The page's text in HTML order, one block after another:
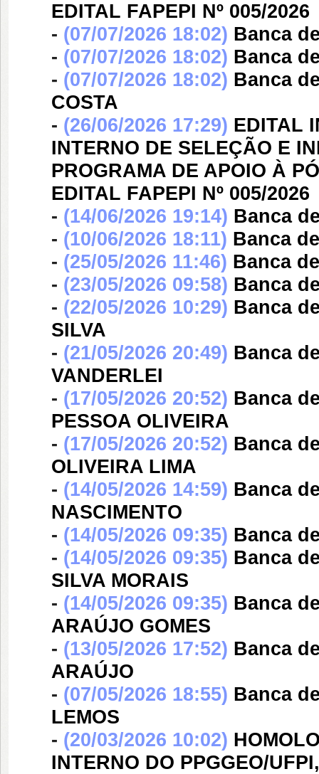
EDITAL FAPEPI Nº 005/2026
- (07/07/2026 18:02) Banca
- (07/07/2026 18:02) Banca
- (07/07/2026 18:02) Banca
COSTA
- (26/06/2026 17:29) EDITAL
INTERNO DE SELEÇÃO E
PROGRAMA DE APOIO À
EDITAL FAPEPI Nº 005/2026
- (14/06/2026 19:14) Banca
- (10/06/2026 18:11) Banca
- (25/05/2026 11:46) Banca
- (23/05/2026 09:58) Banca
- (22/05/2026 10:29) Banca
SILVA
- (21/05/2026 20:49) Banca
VANDERLEI
- (17/05/2026 20:52) Banca
PESSOA OLIVEIRA
- (17/05/2026 20:52) Banca
OLIVEIRA LIMA
- (14/05/2026 14:59) Banca
NASCIMENTO
- (14/05/2026 09:35) Banca
- (14/05/2026 09:35) Banca
SILVA MORAIS
- (14/05/2026 09:35) Banca
ARAÚJO GOMES
- (13/05/2026 17:52) Banca
ARAÚJO
- (07/05/2026 18:55) Banca
LEMOS
- (20/03/2026 10:02)
INTERNO DO PPGGEO/